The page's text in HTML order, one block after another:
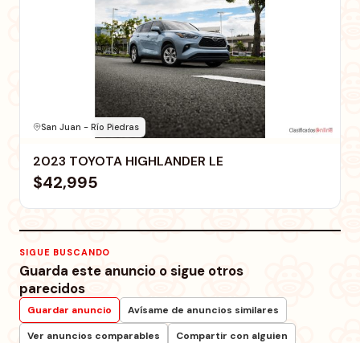
San Juan - Río Piedras
2023 TOYOTA HIGHLANDER LE
$42,995
SIGUE BUSCANDO
Guarda este anuncio o sigue otros
parecidos
Guardar anuncio
Avísame de anuncios similares
Ver anuncios comparables
Compartir con alguien